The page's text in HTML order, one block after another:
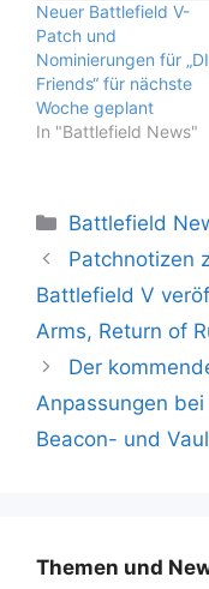
Neuer Battlefield V-
Patch und
Nominierungen für
Friends“ für nächste
Woche geplant
In "Battlefield News"
Kategorien
Battlefield
Patchnotizen
Battlefield V
Arms, Return of
Der
Anpassungen
Beacon- und
Themen und